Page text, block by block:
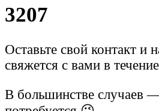
3207
Оставьте свой контакт и
свяжется с вами в
В большинстве случаев